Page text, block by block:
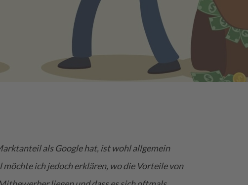
als Google hat, ist wohl allgemein
ich jedoch erklären, wo die Vorteile von